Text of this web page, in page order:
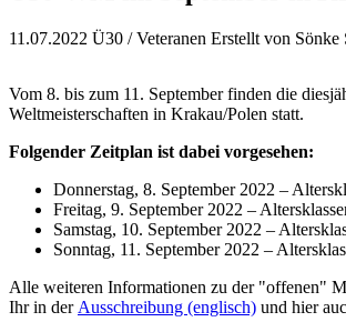
11.07.2022 Ü30 / Veteranen Erstellt von Sönke
Vom 8. bis zum 11. September finden die
Weltmeisterschaften in Krakau/Polen statt.
Folgender Zeitplan ist dabei vorgesehen:
Donnerstag, 8. September 2022 –
Freitag, 9. September 2022 –
Samstag, 10. September 2022 –
Sonntag, 11. September 2022 –
Alle weiteren Informationen zu der "offenen"
Ihr in der Ausschreibung (englisch) und hier